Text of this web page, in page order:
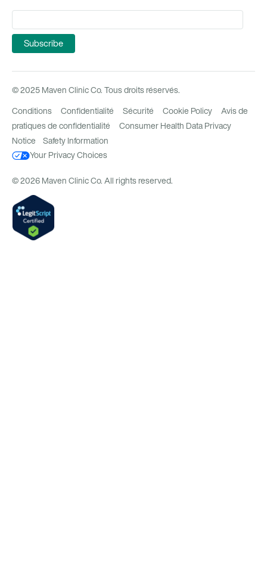
© 2025 Maven Clinic Co. Tous droits réservés.
Conditions Confidentialité Sécurité Cookie Policy
Avis de
pratiques de confidentialité
Consumer Health Data Privacy
Notice
Safety Information
Your Privacy Choices
© 2026 Maven Clinic Co. All rights reserved.